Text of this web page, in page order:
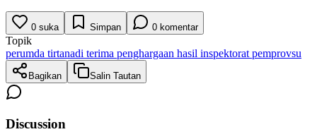
0 suka Simpan 0 komentar
Topik
perumda tirtanadi terima penghargaan hasil inspektorat pemprovsu
Bagikan Salin Tautan
Discussion